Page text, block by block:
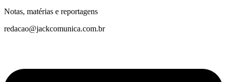
Notas, matérias e reportagens
redacao@jackcomunica.com.br